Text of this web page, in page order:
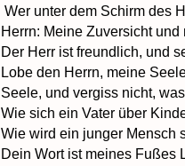
Wer unter dem Schirm des
Herrn: Meine Zuversicht
Der Herr ist freundlich, und
Lobe den Herrn, meine
Seele, und vergiss nicht,
Wie sich ein Vater über
Wie wird ein junger Mensch
Dein Wort ist meines Fußes